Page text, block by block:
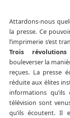
Attardons-nous
la presse. Ce
l’imprimerie s’est
Trois
bouleverser la
reçues. La presse
réduite aux élites
informations
télévision sont
qu’ils écoutent. Il